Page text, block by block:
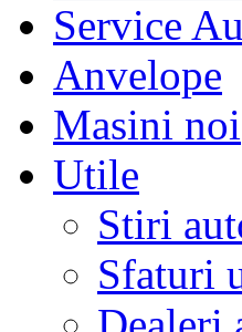
Service
Anvelope
Masini noi
Utile
Stiri
Sfaturi